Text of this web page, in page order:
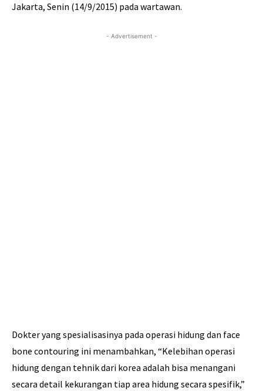
Jakarta, Senin (14/9/2015) pada wartawan.
- Advertisement -
Dokter yang spesialisasinya pada operasi hidung dan face
bone contouring ini menambahkan, “Kelebihan operasi
hidung dengan tehnik dari korea adalah bisa menangani
secara detail kekurangan tiap area hidung secara spesifik,”